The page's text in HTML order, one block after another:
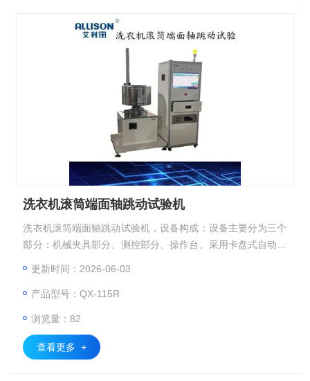
洗衣机滚筒端面轴跳动试验机
洗衣机滚筒端面轴跳动试验机，设备构成：设备主要分为三个
部分：机械夹具部分、测控部分、操作台。采用卡盘式自动快
判定值等。实时显示功能：位移、转速数据采集，2D波形数
醒系统，可自动
更新时间：2026-06-03
产品型号：QX-115R
浏览量：82
查看更多 +